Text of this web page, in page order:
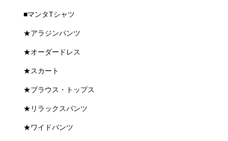
■マンタTシャツ
★アラジンパンツ
★オーダードレス
★スカート
★ブラウス・トップス
★リラックスパンツ
★ワイドパンツ